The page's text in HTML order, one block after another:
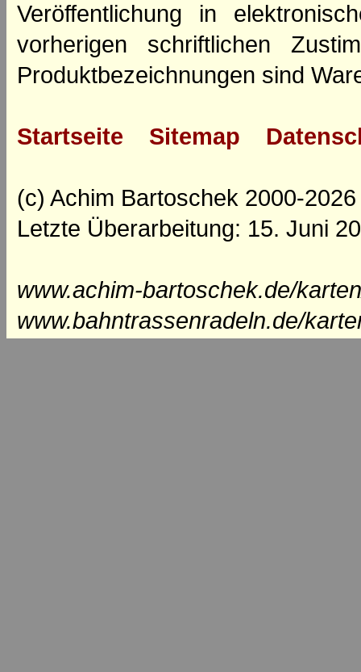
Veröffentlichung in
vorherigen schriftlichen
Produktbezeichnungen sind
Startseite Sitemap
(c) Achim Bartoschek 2000-2026
Letzte Überarbeitung: 15. Juni
www.achim-bartoschek.de/
www.bahntrassenradeln.de/